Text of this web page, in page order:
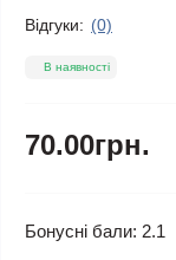
Відгуки: (0)
В наявності
70.00грн.
Бонусні бали: 2.1